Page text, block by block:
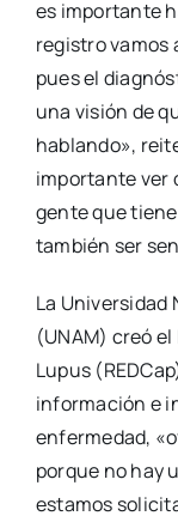
es importante
registro vamos
pues el
una visión de
hablando»,
importante ver
gente que
también ser
La Universidad
(UNAM) creó
Lupus
información e
enfermedad,
porque no hay
estamos